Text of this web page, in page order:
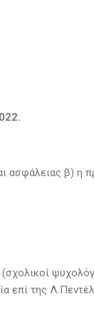
ασφάλειας β) η
επί της